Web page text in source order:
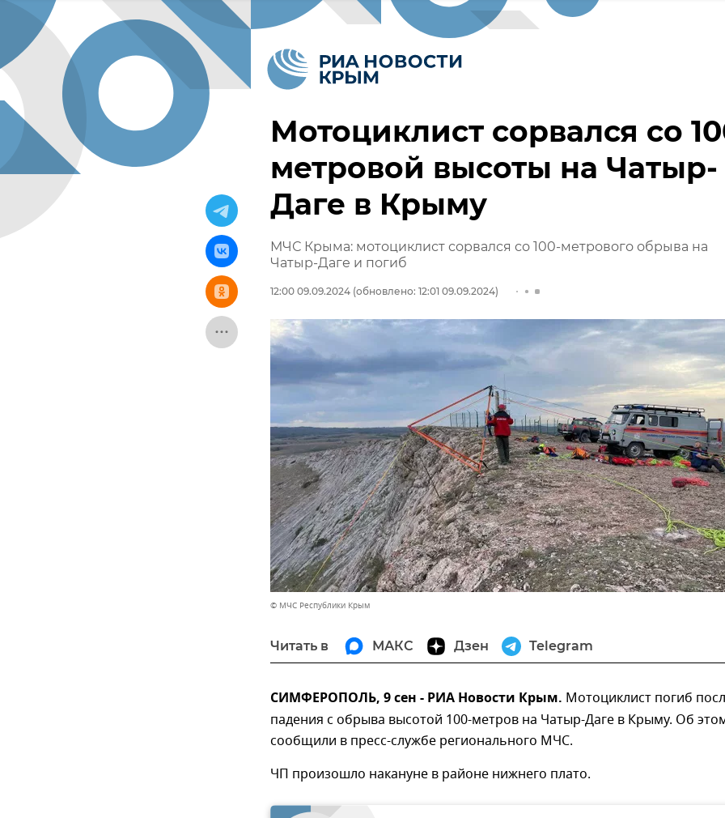
Мотоциклист сорвался со
метровой высоты на Чатыр-
Даге в Крыму
МЧС Крыма: мотоциклист сорвался со 100-метрового обрыва на
Чатыр-Даге и погиб
12:00 09.09.2024 (обновлено: 12:01 09.09.2024)
© МЧС Республики Крым
Читать в МАКС Дзен Telegram
СИМФЕРОПОЛЬ, 9 сен - РИА Новости Крым. Мотоциклист погиб
падения с обрыва высотой 100-метров на Чатыр-Даге в Крыму. Об
сообщили в пресс-службе регионального МЧС.
ЧП произошло накануне в районе нижнего плато.